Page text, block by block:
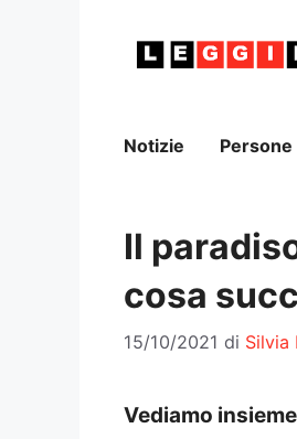
Notizie Persone
Il
cosa
15/10/2021 di Silvia
Vediamo